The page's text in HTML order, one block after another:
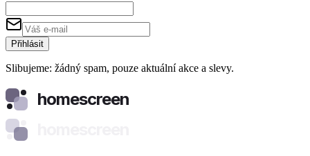
Přihlásit
Slibujeme: žádný spam, pouze aktuální akce a slevy.
homescreen